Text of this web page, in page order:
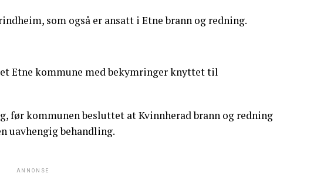
som også er ansatt i Etne brann og redning.
Etne kommune med bekymringer knyttet til
før kommunen besluttet at Kvinnherad brann og redning
uavhengig behandling.
ANNONSE